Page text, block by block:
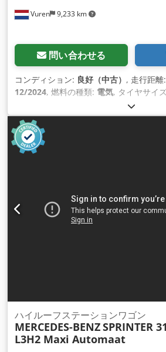
Vuren 9,233 km
問い合わせる
コンディション: 良好（中古） , 走行距離:
12/2024, 燃料の種類: 電気, タイヤサイ
3,200 mm
運転席:デイキャブ, 変速方式:オートマ
5,140 mm
mm, 荷室幅:
備:ABS（アンチロック・ブレーキ・シ
ハイルーフステーションワゴン
MERCEDES-BENZSPRINTER
L3H2 Maxi Automaat